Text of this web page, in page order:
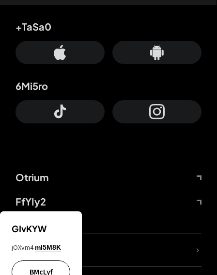
Otrium
FfYIy2
+TaSa0
6Mi5ro
DDcvSo
GIvKYW
jOXvm4 mI5M8K
BMcLyf